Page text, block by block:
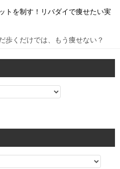
トを制す！リバダイで痩せたい実
歩くだけでは、もう痩せない？